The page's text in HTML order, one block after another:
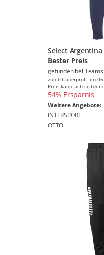
Bester Preis
gefunden bei
zuletzt überprüft am
Preis kann sich
54% Ersparnis
Weitere Angebote:
INTERSPORT
OTTO